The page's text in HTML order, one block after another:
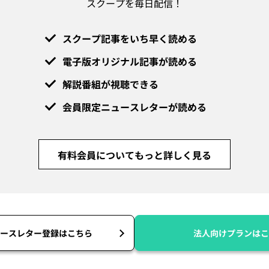
スクープを毎日配信！
スクープ記事をいち早く読める
電子版オリジナル記事が読める
解説番組が視聴できる
会員限定ニュースレターが読める
有料会員についてもっと詳しく見る
スレター登録はこちら 法人向けプランは